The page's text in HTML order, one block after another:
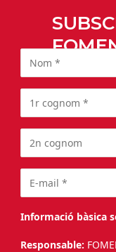
Informació bàsica
Responsable: